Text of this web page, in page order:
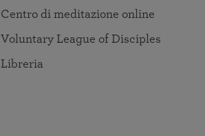
Centro di meditazione online
Voluntary League of Disciples
Libreria